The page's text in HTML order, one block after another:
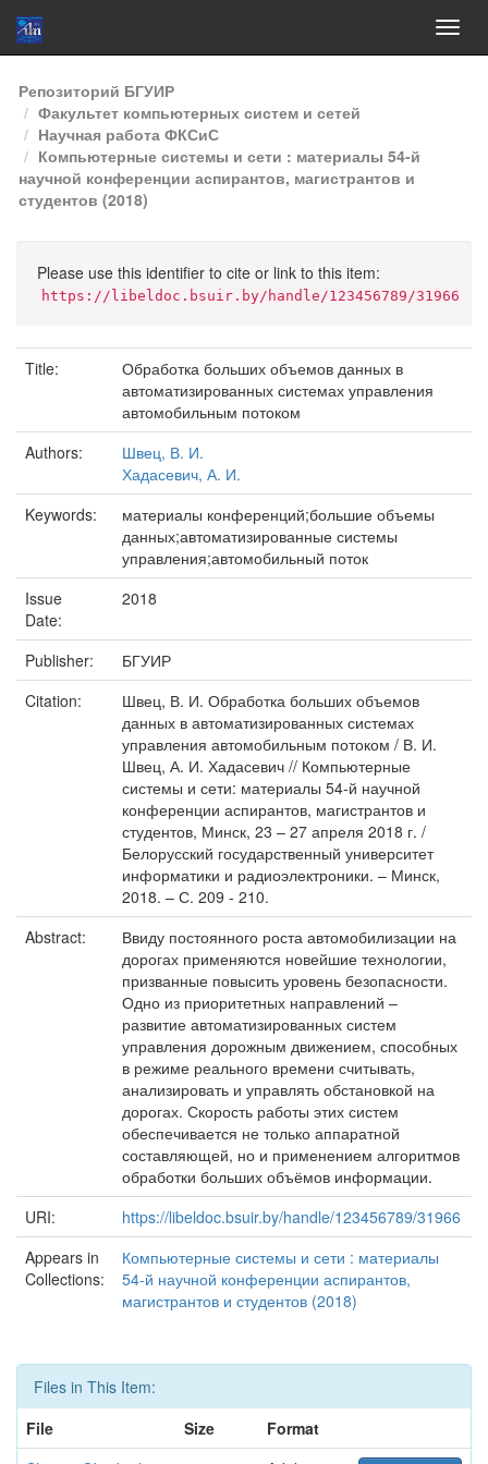
Skip
navigation
Репозиторий БГУИР
Факультет компьютерных систем и сетей
Научная работа ФКСиС
Компьютерные системы и сети : материалы 54-й
научной конференции аспирантов, магистрантов и
студентов (2018)
Please use this identifier to cite or link to this item:
https://libeldoc.bsuir.by/handle/123456789/31966
Title:
Обработка больших объемов данных в
автоматизированных системах управления
автомобильным потоком
Authors:
Швец, В. И.
Хадасевич, А. И.
Keywords:
материалы конференций;большие объемы
данных;автоматизированные системы
управления;автомобильный поток
Issue
Date:
2018
Publisher:
БГУИР
Citation:
Швец, В. И. Обработка больших объемов
данных в автоматизированных системах
управления автомобильным потоком / В. И.
Швец, А. И. Хадасевич // Компьютерные
системы и сети: материалы 54-й научной
конференции аспирантов, магистрантов и
студентов, Минск, 23 – 27 апреля 2018 г. /
Белорусский государственный университет
информатики и радиоэлектроники. – Минск,
2018. – С. 209 - 210.
Abstract:
Ввиду постоянного роста автомобилизации на
дорогах применяются новейшие технологии,
призванные повысить уровень безопасности.
Одно из приоритетных направлений –
развитие автоматизированных систем
управления дорожным движением, способных
в режиме реального времени считывать,
анализировать и управлять обстановкой на
дорогах. Скорость работы этих систем
обеспечивается не только аппаратной
составляющей, но и применением алгоритмов
обработки больших объёмов информации.
URI:
https://libeldoc.bsuir.by/handle/123456789/31966
Appears in
Collections:
Компьютерные системы и сети : материалы
54-й научной конференции аспирантов,
магистрантов и студентов (2018)
Files in This Item:
File
Size
Format